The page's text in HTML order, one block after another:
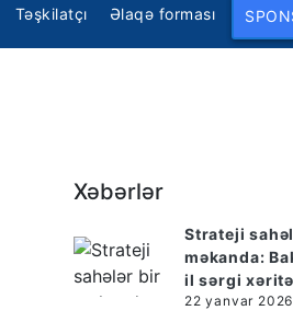
Təşkilatçı Əlaqə forması
Xəbərlər
Strateji
məkanda:
il sərgi
22 yanvar 2026